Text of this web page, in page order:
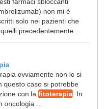
non mi è
solo nei pazienti che
precedentemente ...
ovviamente non lo si
questo caso si potrebbe
con la fitoterapia . In
...